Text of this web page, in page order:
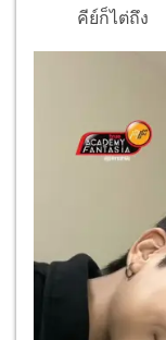
คีย์ก็ไต่ถึง